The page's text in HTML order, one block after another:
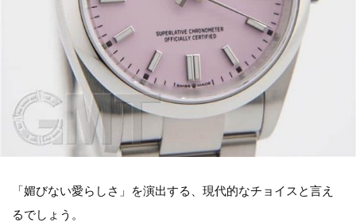
「媚びない愛らしさ」を演出する、現代的なチョイスと言え
るでしょう。